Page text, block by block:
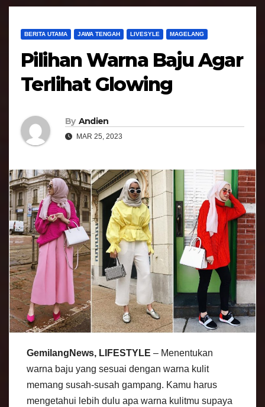
BERITA UTAMA JAWA TENGAH LIVESYLE MAGELANG
Pilihan Warna Baju Agar
Terlihat Glowing
By Andien
MAR 25, 2023
GemilangNews, LIFESTYLE – Menentukan
warna baju yang sesuai dengan warna kulit
memang susah-susah gampang. Kamu harus
mengetahui lebih dulu apa warna kulitmu supaya